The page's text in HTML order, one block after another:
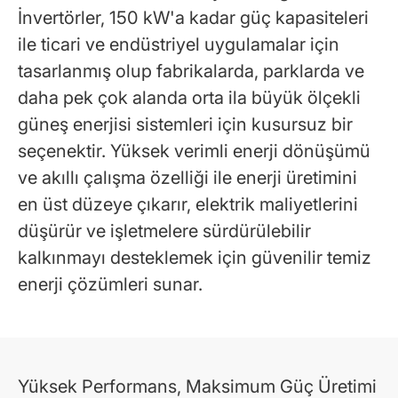
İnvertörler, 150 kW'a kadar güç kapasiteleri
ile ticari ve endüstriyel uygulamalar için
tasarlanmış olup fabrikalarda, parklarda ve
daha pek çok alanda orta ila büyük ölçekli
güneş enerjisi sistemleri için kusursuz bir
seçenektir. Yüksek verimli enerji dönüşümü
ve akıllı çalışma özelliği ile enerji üretimini
en üst düzeye çıkarır, elektrik maliyetlerini
düşürür ve işletmelere sürdürülebilir
kalkınmayı desteklemek için güvenilir temiz
enerji çözümleri sunar.
Yüksek Performans, Maksimum Güç Üretimi